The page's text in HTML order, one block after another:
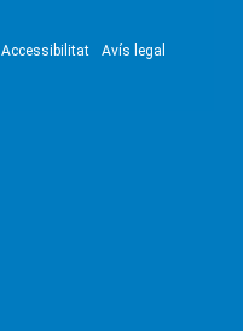
Accessibilitat Avís legal